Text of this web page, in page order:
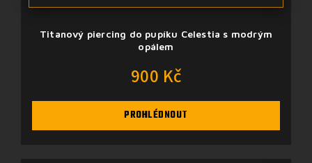
Titanový piercing do pupíku Celestia s modrým
opálem
900 Kč
PROHLÉDNOUT